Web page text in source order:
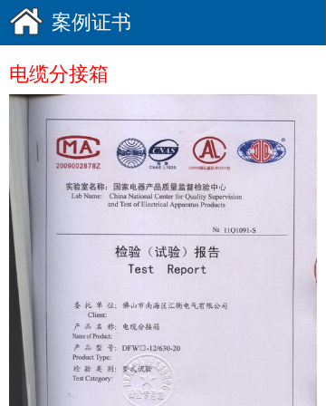
案例证书
电缆分接箱